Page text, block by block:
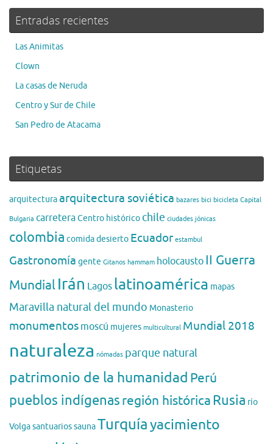
Entradas recientes
Las Animitas
Clown
La casas de Neruda
Centro y Sur de Chile
San Pedro de Atacama
Etiquetas
arquitecturaarquitectura soviética bazares bici bicicleta Capital
Bulgaria carreteraCentro histórico chile ciudades jónicas
colombia comidadesierto Ecuador estambul
Gastronomía gente Gitanos hammam holocausto II Guerra
MundialIrán Lagos latinoamérica mapas
Maravilla natural del mundo Monasterio
monumentos moscú mujeres multicultural Mundial 2018
naturaleza nómadas parque natural
patrimonio de la humanidad Perú
pueblos indígenasregión históricaRusia río
VolgasantuariossaunaTurquíayacimiento